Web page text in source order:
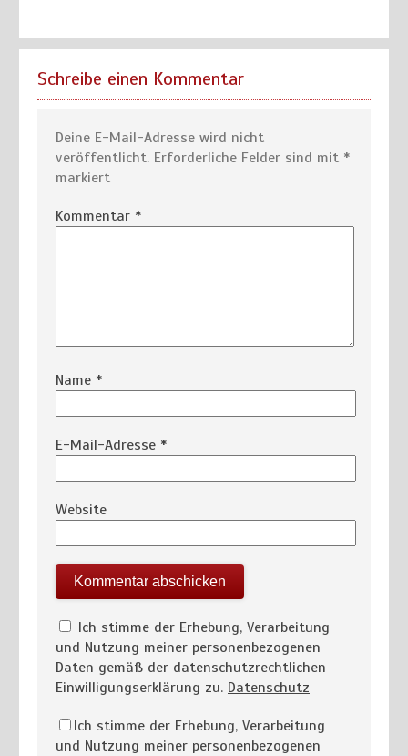
Schreibe einen Kommentar
Deine E-Mail-Adresse wird nicht
veröffentlicht. Erforderliche Felder sind mit *
markiert
Kommentar *
Name *
E-Mail-Adresse *
Website
Ich stimme der Erhebung, Verarbeitung
und Nutzung meiner personenbezogenen
Daten gemäß der datenschutzrechtlichen
Einwilligungserklärung zu. Datenschutz
Ich stimme der Erhebung, Verarbeitung
und Nutzung meiner personenbezogenen